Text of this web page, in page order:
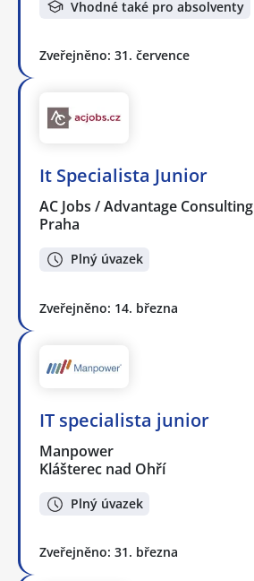
Vhodné také pro absolventy
Zveřejněno: 31. července
It Specialista Junior
AC Jobs / Advantage Consulting
Praha
Plný úvazek
Zveřejněno: 14. března
IT specialista junior
Manpower
Klášterec nad Ohří
Plný úvazek
Zveřejněno: 31. března